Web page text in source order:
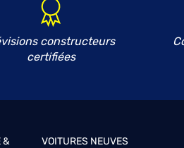
constructeurs
certifiées
&
VOITURES NEUVES